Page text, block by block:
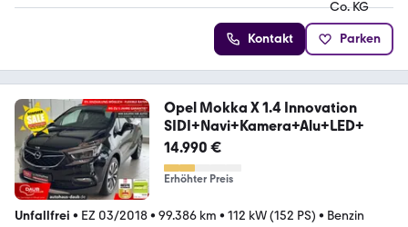
Kontakt Parken
Opel Mokka X 1.4 Innovation
SIDI+Navi+Kamera+Alu+LED+
14.990 €
Erhöhter Preis
Unfallfrei • EZ 03/2018• 99.386 km • 112 kW (152 PS) • Benzin